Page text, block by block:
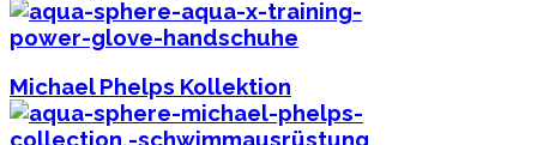
Michael Phelps Kollektion